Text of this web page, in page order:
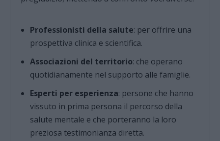
Professionisti della salute: per offrire una
prospettiva clinica e scientifica.
Associazioni del territorio: che operano
quotidianamente nel supporto alle famiglie.
Esperti per esperienza: persone che hanno
vissuto in prima persona il percorso della
salute mentale e che porteranno la loro
preziosa testimonianza diretta.